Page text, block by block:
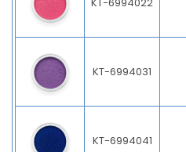
KT-6994031
KT-6994041